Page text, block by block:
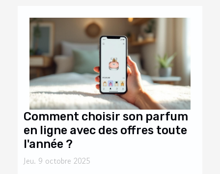
Comment choisir son parfum
en ligne avec des offres toute
l'année ?
Jeu. 9 octobre 2025